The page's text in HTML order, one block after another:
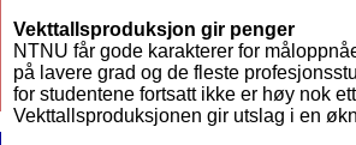
Vekttallsproduksjon gir penger
NTNU får gode karakterer for
på lavere grad og de fleste
for studentene fortsatt ikke er høy nok
Vekttallsproduksjonen gir utslag i en